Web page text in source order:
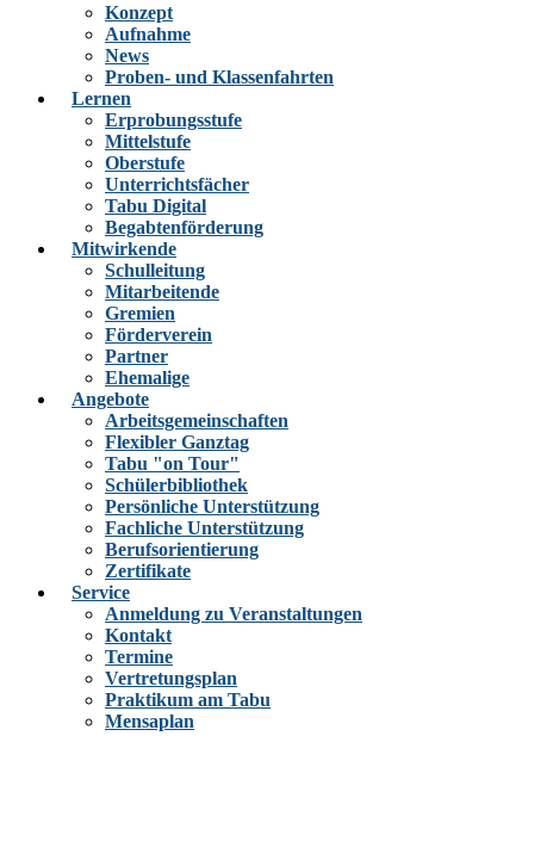
Konzept
Aufnahme
News
Proben- und Klassenfahrten
Lernen
Erprobungsstufe
Mittelstufe
Oberstufe
Unterrichtsfächer
Tabu Digital
Begabtenförderung
Mitwirkende
Schulleitung
Mitarbeitende
Gremien
Förderverein
Partner
Ehemalige
Angebote
Arbeitsgemeinschaften
Flexibler Ganztag
Tabu "on Tour"
Schülerbibliothek
Persönliche Unterstützung
Fachliche Unterstützung
Berufsorientierung
Zertifikate
Service
Anmeldung zu Veranstaltungen
Kontakt
Termine
Vertretungsplan
Praktikum am Tabu
Mensaplan